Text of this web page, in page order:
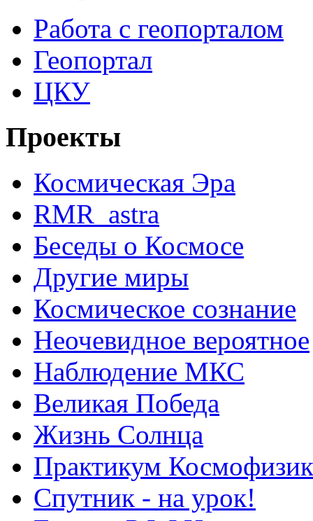
Работа с геопорталом
Геопортал
ЦКУ
Проекты
Космическая Эра
RMR_astra
Беседы о Космосе
Другие миры
Космическое сознание
Неочевидное вероятное
Наблюдение МКС
Великая Победа
Жизнь Солнца
Практикум
Спутник - на урок!